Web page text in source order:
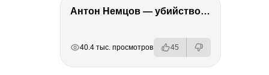
Антон Немцов — убийство Бориса Немцова, переезд в Дубай, семья и политика
40.4 тыс. просмотров 45